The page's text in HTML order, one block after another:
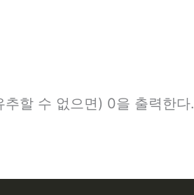
할 수 없으면) 0을 출력한다.